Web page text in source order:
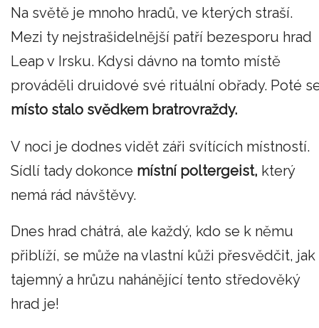
Na světě je mnoho hradů, ve kterých straší.
Mezi ty nejstrašidelnější patří bezesporu hrad
Leap v Irsku. Kdysi dávno na tomto místě
prováděli druidové své rituální obřady. Poté
místo stalo svědkem bratrovraždy.
V noci je dodnes vidět záři svítících místností.
Sídlí tady dokonce místní poltergeist, který
nemá rád návštěvy.
Dnes hrad chátrá, ale každý, kdo se k němu
přiblíží, se může na vlastní kůži přesvědčit, jak
tajemný a hrůzu nahánějící tento středověký
hrad je!